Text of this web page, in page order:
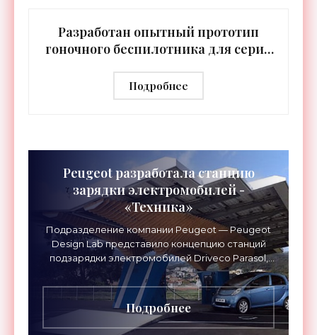
Разработан опытный прототип
гоночного беспилотника для серии
Подробнее
Peugeot разработала станцию
зарядки электромобилей -
«Техника»
Подразделение компании Peugeot — Peugeot
Design Lab представило концепцию станций
подзарядки электромобилей Driveco Parasol,
которые появятся уже в недалеком будущем.
Крыша...
Подробнее